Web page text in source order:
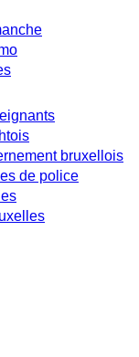
bruxellois
de police